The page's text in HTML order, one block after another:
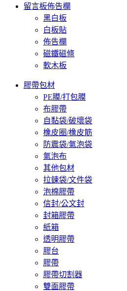
留言板佈告欄
黑白板
白板貼
佈告欄
磁鐵磁條
軟木板
膠帶包材
PE膜/打包膜
布膠帶
自黏袋/破壞袋
橡皮圈/橡皮筋
防震袋/氣泡袋
氣泡布
其他包材
拉鍊袋/文件袋
泡棉膠帶
信封/公文封
封箱膠帶
紙箱
透明膠帶
膠台
膠帶
膠帶切割器
雙面膠帶